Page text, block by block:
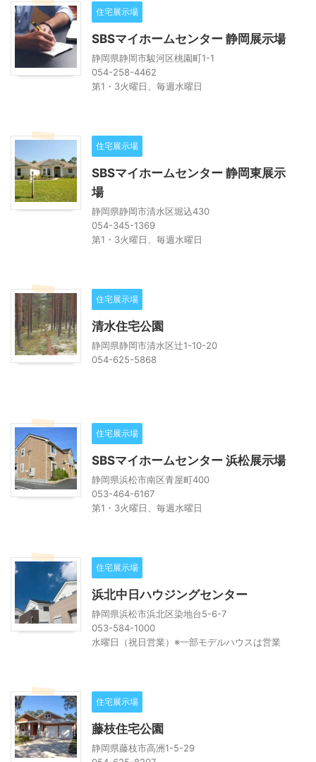
住宅展示場
SBSマイホームセンター 静岡展示場
静岡県静岡市駿河区桃園町1-1
054-258-4462
第1・3火曜日、毎週水曜日
住宅展示場
SBSマイホームセンター 静岡東展示
場
静岡県静岡市清水区堀込430
054-345-1369
第1・3火曜日、毎週水曜日
住宅展示場
清水住宅公園
静岡県静岡市清水区辻1-10-20
054-625-5868
住宅展示場
SBSマイホームセンター 浜松展示場
静岡県浜松市南区青屋町400
053-464-6167
第1・3火曜日、毎週水曜日
住宅展示場
浜北中日ハウジングセンター
静岡県浜松市浜北区染地台5-6-7
053-584-1000
水曜日（祝日営業）※一部モデルハウスは営業
住宅展示場
藤枝住宅公園
静岡県藤枝市高洲1-5-29